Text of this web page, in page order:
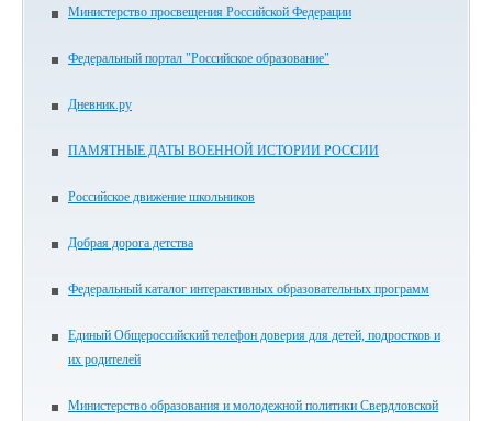
Министерство просвещения Российской Федерации
Федеральный портал "Российское образование"
Дневник.ру
ПАМЯТНЫЕ ДАТЫ ВОЕННОЙ ИСТОРИИ РОССИИ
Российское движение школьников
Добрая дорога детства
Федеральный каталог интерактивных образовательных программ
Единый Общероссийский телефон доверия для детей, подростков и
их родителей
Министерство образования и молодежной политики Свердловской